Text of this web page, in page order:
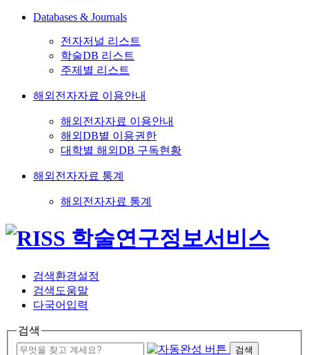
Databases & Journals
전자저널 리스트
학술DB 리스트
주제별 리스트
해외전자자료 이용안내
해외전자자료 이용안내
해외DB별 이용권한
대학별 해외DB 구독현황
해외전자자료 통계
해외전자자료 통계
검색환경설정
검색도움말
다국어입력
검색
검색